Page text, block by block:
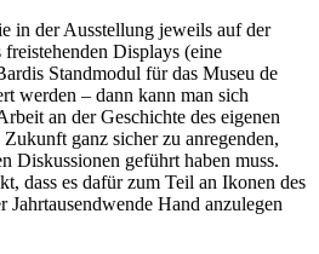
in der Ausstellung jeweils auf der
Displays (eine
Standmodul für das Museu de
werden – dann kann man sich
an der Geschichte des eigenen
ganz sicher zu anregenden,
Diskussionen geführt haben muss.
dass es dafür zum Teil an Ikonen des
Hand anzulegen